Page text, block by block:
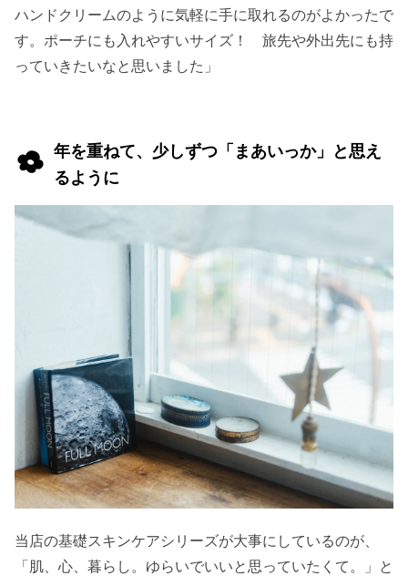
ハンドクリームのように気軽に手に取れるのがよかったで
す。ポーチにも入れやすいサイズ！ 旅先や外出先にも持
っていきたいなと思いました」
年を重ねて、少しずつ「まあいっか」と思え
るように
当店の基礎スキンケアシリーズが大事にしているのが、
「肌、心、暮らし。ゆらいでいいと思っていたくて。」と